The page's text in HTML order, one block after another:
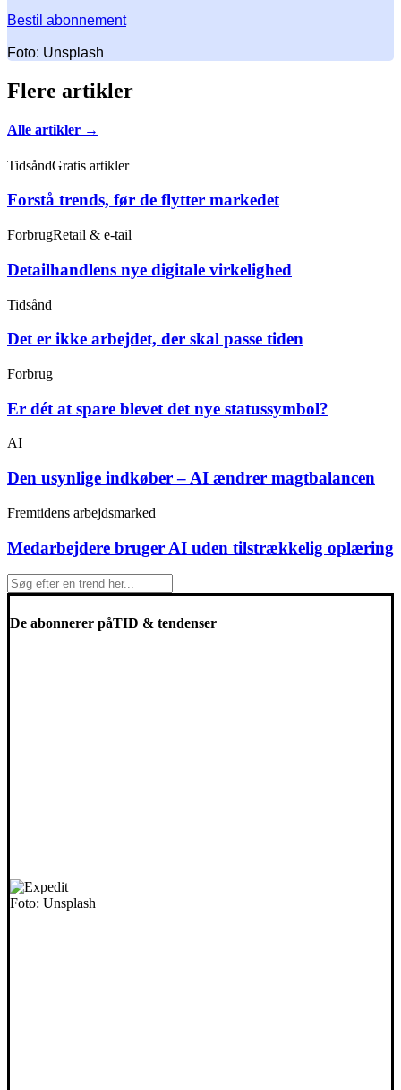
Bestil abonnement
Foto: Unsplash
Flere artikler
Alle artikler →
TidsåndGratis artikler
Forstå trends, før de flytter markedet
ForbrugRetail & e-tail
Detailhandlens nye digitale virkelighed
Tidsånd
Det er ikke arbejdet, der skal passe tiden
Forbrug
Er dét at spare blevet det nye statussymbol?
AI
Den usynlige indkøber – AI ændrer magtbalancen
Fremtidens arbejdsmarked
Medarbejdere bruger AI uden tilstrækkelig oplæring
De abonnerer påTID & tendenser
Foto: Unsplash